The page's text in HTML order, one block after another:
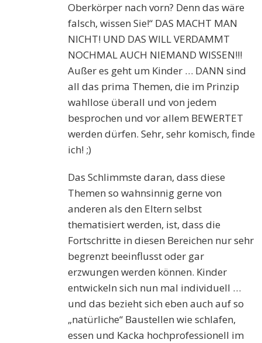
Oberkörper nach vorn? Denn das wäre
falsch, wissen Sie!“ DAS MACHT MAN
NICHT! UND DAS WILL VERDAMMT
NOCHMAL AUCH NIEMAND WISSEN!!!
Außer es geht um Kinder … DANN sind
all das prima Themen, die im Prinzip
wahllose überall und von jedem
besprochen und vor allem BEWERTET
werden dürfen. Sehr, sehr komisch, finde
ich! ;)
Das Schlimmste daran, dass diese
Themen so wahnsinnig gerne von
anderen als den Eltern selbst
thematisiert werden, ist, dass die
Fortschritte in diesen Bereichen nur sehr
begrenzt beeinflusst oder gar
erzwungen werden können. Kinder
entwickeln sich nun mal individuell …
und das bezieht sich eben auch auf so
„natürliche“ Baustellen wie schlafen,
essen und Kacka hochprofessionell im